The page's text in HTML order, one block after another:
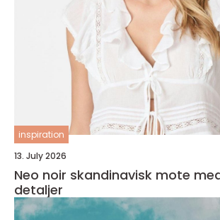
inspiration
13. July 2026
Neo noir skandinavisk mote med feminine
detaljer